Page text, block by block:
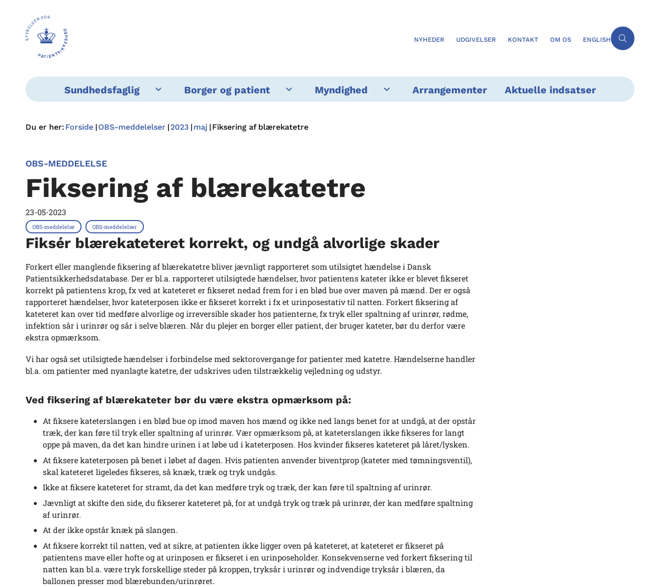
NYHEDER UDGIVELSER KONTAKT OM OS ENGLISH
Sundhedsfaglig Borger og patient Myndighed Arrangementer Aktuelle indsatser
Du er her: Forside OBS-meddelelser 2023 maj Fiksering af blærekatetre
OBS-MEDDELELSE
Fiksering af blærekatetre
23-05-2023
OBS-meddelelse OBS-meddelelser
Fiksér blærekateteret korrekt, og undgå alvorlige skader
Forkert eller manglende fiksering af blærekatetre bliver jævnligt rapporteret som utilsigtet hændelse i Dansk
Patientsikkerhedsdatabase. Der er bl.a. rapporteret utilsigtede hændelser, hvor patientens kateter ikke er blevet fikseret
korrekt på patientens krop, fx ved at kateteret er fikseret nedad frem for i en blød bue over maven på mænd. Der er også
rapporteret hændelser, hvor kateterposen ikke er fikseret korrekt i fx et urinposestativ til natten. Forkert fiksering af
kateteret kan over tid medføre alvorlige og irreversible skader hos patienterne, fx tryk eller spaltning af urinrør, rødme,
infektion sår i urinrør og sår i selve blæren. Når du plejer en borger eller patient, der bruger kateter, bør du derfor være
ekstra opmærksom.
Vi har også set utilsigtede hændelser i forbindelse med sektorovergange for patienter med katetre. Hændelserne handler
bl.a. om patienter med nyanlagte katetre, der udskrives uden tilstrækkelig vejledning og udstyr.
Ved fiksering af blærekateter bør du være ekstra opmærksom på:
At fiksere kateterslangen i en blød bue op imod maven hos mænd og ikke ned langs benet for at undgå, at der opstår
træk, der kan føre til tryk eller spaltning af urinrør. Vær opmærksom på, at kateterslangen ikke fikseres for langt
oppe på maven, da det kan hindre urinen i at løbe ud i kateterposen. Hos kvinder fikseres kateteret på låret/lysken.
At fiksere kateterposen på benet i løbet af dagen. Hvis patienten anvender biventprop (kateter med tømningsventil),
skal kateteret ligeledes fikseres, så knæk, træk og tryk undgås.
Ikke at fiksere kateteret for stramt, da det kan medføre tryk og træk, der kan føre til spaltning af urinrør.
Jævnligt at skifte den side, du fikserer kateteret på, for at undgå tryk og træk på urinrør, der kan medføre spaltning
af urinrør.
At der ikke opstår knæk på slangen.
At fiksere korrekt til natten, ved at sikre, at patienten ikke ligger oven på kateteret, at kateteret er fikseret på
patientens mave eller hofte og at urinposen er fikseret i en urinposeholder. Konsekvenserne ved forkert fiksering til
natten kan bl.a. være tryk forskellige steder på kroppen, tryksår i urinrør og indvendige tryksår i blæren, da
ballonen presser mod blærebunden/urinrøret.